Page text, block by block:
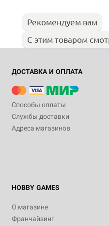
Рекомендуем вам
С этим товаром
ДОСТАВКА И ОПЛАТА
Способы оплаты
Службы доставки
Адреса магазинов
HOBBY GAMES
О магазине
Франчайзинг